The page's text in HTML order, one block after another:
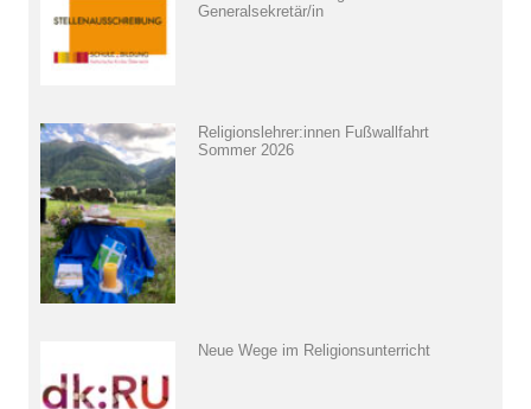
Generalsekretär/in
Religionslehrer:innen Fußwallfahrt
Sommer 2026
Neue Wege im Religionsunterricht